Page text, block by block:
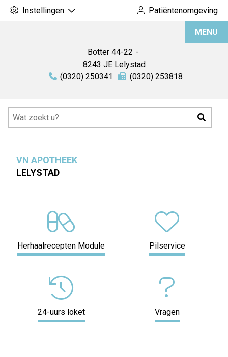
Instellingen Patiëntenomgeving
Botter 44-22
8243 JE Lelystad
Tel:
(0320) 250341 Fax:
(0320) 253818
MENU
VN APOTHEEK
LELYSTAD
Herhaalrecepten Module Pilservice
24-uurs loket Vragen